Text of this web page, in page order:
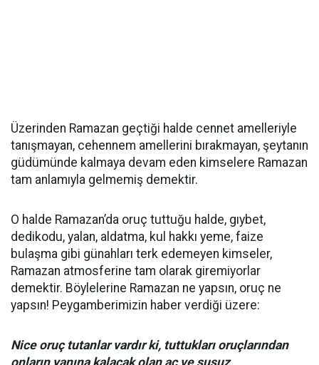
Üzerinden Ramazan geçtiği halde cennet amelleriyle
tanışmayan, cehennem amellerini bırakmayan, şeytanın
güdümünde kalmaya devam eden kimselere Ramazan
tam anlamıyla gelmemiş demektir.
O halde Ramazan’da oruç tuttuğu halde, gıybet,
dedikodu, yalan, aldatma, kul hakkı yeme, faize
bulaşma gibi günahları terk edemeyen kimseler,
Ramazan atmosferine tam olarak giremiyorlar
demektir. Böylelerine Ramazan ne yapsın, oruç ne
yapsın! Peygamberimizin haber verdiği üzere:
Nice oruç tutanlar vardır ki, tuttukları oruçlarından
onların yanına kalacak olan aç ve susuz